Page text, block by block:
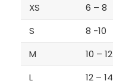
XS
6 – 8
S
8 -10
M
10 – 12
L
12 – 14